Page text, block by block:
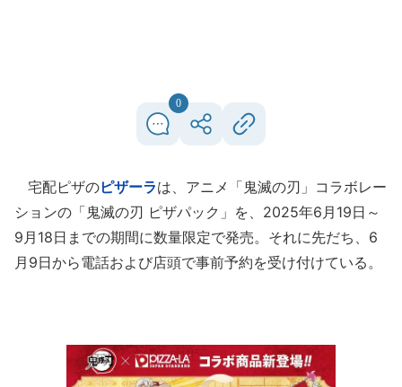
0
宅配ピザのピザーラは、アニメ「鬼滅の刃」コラボレー
ションの「鬼滅の刃 ピザパック」を、2025年6月19日～
9月18日までの期間に数量限定で発売。それに先だち、6
月9日から電話および店頭で事前予約を受け付けている。